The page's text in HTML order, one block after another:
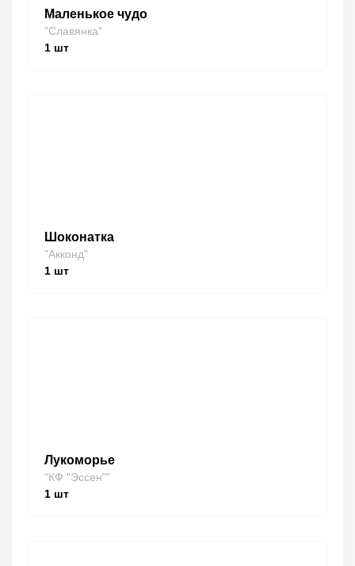
Маленькое чудо
"Славянка"
1 шт
Шоконатка
"Акконд"
1 шт
Лукоморье
"КФ "Эссен""
1 шт